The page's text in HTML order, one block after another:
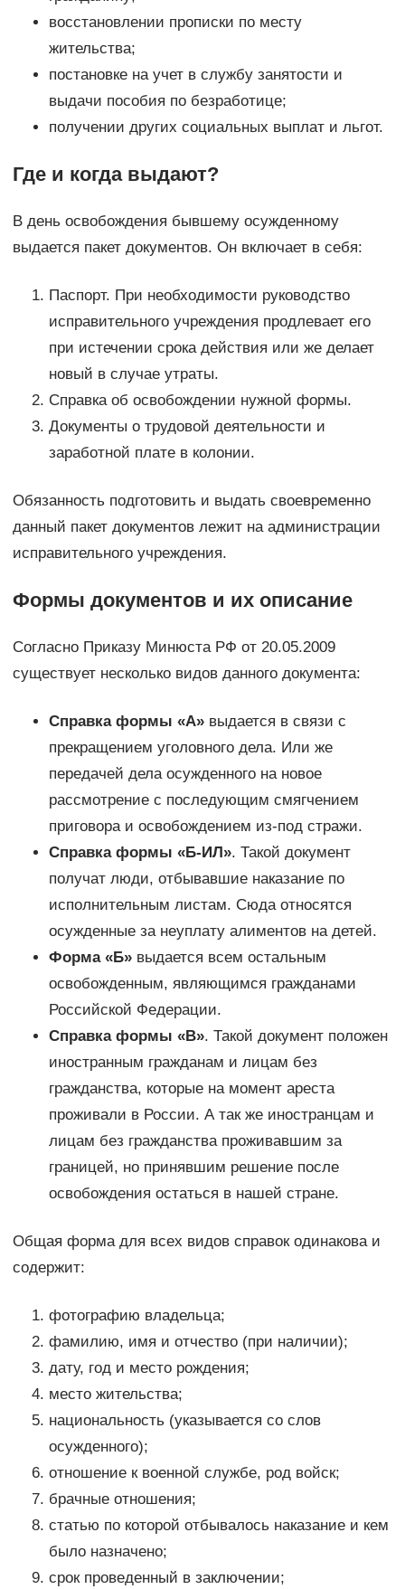
восстановлении прописки по месту
жительства;
постановке на учет в службу занятости и
выдачи пособия по безработице;
получении других социальных выплат и льгот.
Где и когда выдают?
В день освобождения бывшему осужденному
выдается пакет документов. Он включает в себя:
Паспорт. При необходимости руководство
исправительного учреждения продлевает его
при истечении срока действия или же делает
новый в случае утраты.
Справка об освобождении нужной формы.
Документы о трудовой деятельности и
заработной плате в колонии.
Обязанность подготовить и выдать своевременно
данный пакет документов лежит на администрации
исправительного учреждения.
Формы документов и их описание
Согласно Приказу Минюста РФ от 20.05.2009
существует несколько видов данного документа:
Справка формы «А»выдается в связи с
прекращением уголовного дела. Или же
передачей дела осужденного на новое
рассмотрение с последующим смягчением
приговора и освобождением из-под стражи.
Справка формы «Б-ИЛ». Такой документ
получат люди, отбывавшие наказание по
исполнительным листам. Сюда относятся
осужденные за неуплату алиментов на детей.
Форма «Б»выдается всем остальным
освобожденным, являющимся гражданами
Российской Федерации.
Справка формы «В». Такой документ положен
иностранным гражданам и лицам без
гражданства, которые на момент ареста
проживали в России. А так же иностранцам и
лицам без гражданства проживавшим за
границей, но принявшим решение после
освобождения остаться в нашей стране.
Общая форма для всех видов справок одинакова и
содержит:
фотографию владельца;
фамилию, имя и отчество (при наличии);
дату, год и место рождения;
место жительства;
национальность (указывается со слов
осужденного);
отношение к военной службе, род войск;
брачные отношения;
статью по которой отбывалось наказание и кем
было назначено;
срок проведенный в заключении;